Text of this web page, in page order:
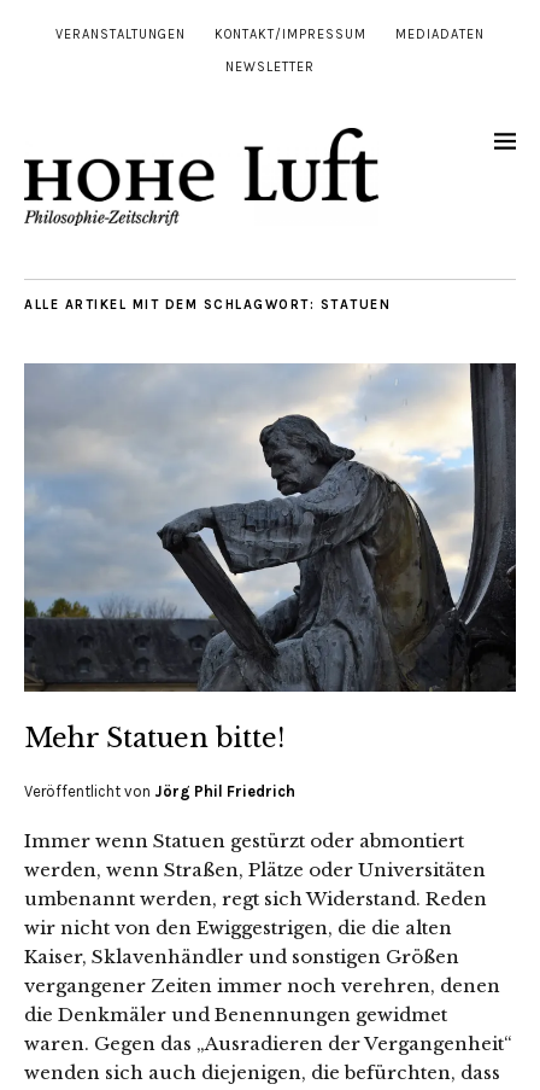
VERANSTALTUNGEN KONTAKT/IMPRESSUM MEDIADATEN
NEWSLETTER
ALLE ARTIKEL MIT DEM SCHLAGWORT: STATUEN
Mehr Statuen bitte!
Veröffentlicht von Jörg Phil Friedrich
Immer wenn Statuen gestürzt oder abmontiert
werden, wenn Straßen, Plätze oder Universitäten
umbenannt werden, regt sich Widerstand. Reden
wir nicht von den Ewiggestrigen, die die alten
Kaiser, Sklavenhändler und sonstigen Größen
vergangener Zeiten immer noch verehren, denen
die Denkmäler und Benennungen gewidmet
waren. Gegen das „Ausradieren der Vergangenheit“
wenden sich auch diejenigen, die befürchten, dass